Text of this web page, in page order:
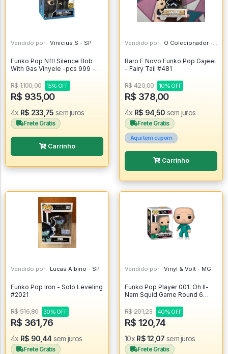
Vendido por: Vinicius S - SP
Funko Pop Nft! Silence Bob
With Gas Vinyele -pcs 999 -
R$ 1.100,00
15% OFF
R$ 935,00
4x R$ 233,75 sem juros
Frete Grátis
Carrinho
Vendido por: O Colecionador - SP
Raro E Novo Funko Pop Gajeel
- Fairy Tail #481
R$ 420,00 10% OFF
R$ 378,00
4x R$ 94,50 sem juros
Frete Grátis
Aqui tem cupom
Carrinho
Vendido por: Lucas Albino - SP
Funko Pop Iron - Solo Leveling
#2021
R$ 516,80 30% OFF
R$ 361,76
4x R$ 90,44 sem juros
Frete Grátis
Vendido por: Vinyl & Volt - MG
Funko Pop Player 001: Oh Il-
Nam Squid Game Round 6
R$ 201,23
40% OFF
R$ 120,74
10x R$ 12,07 sem juros
Frete Grátis